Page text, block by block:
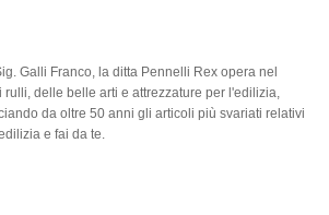
Galli Franco, la ditta Pennelli Rex opera nel
delle belle arti e attrezzature per l'edilizia,
da oltre 50 anni gli articoli più svariati relativi
e fai da te.